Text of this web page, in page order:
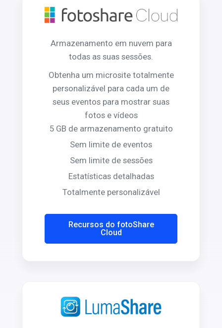
Armazenamento em nuvem para
todas as suas sessões.
Obtenha um microsite totalmente
personalizável para cada um de
seus eventos para mostrar suas
fotos e vídeos
5 GB de armazenamento gratuito
Sem limite de eventos
Sem limite de sessões
Estatísticas detalhadas
Totalmente personalizável
Recursos do fotoShare
Cloud